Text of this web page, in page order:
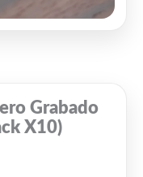
Grabado
X10)